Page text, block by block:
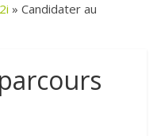
»Candidater au